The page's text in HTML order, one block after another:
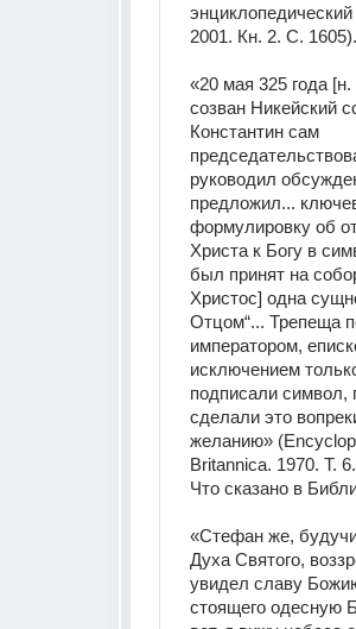
2001. Кн. 2. С. 1605).
«20 мая 325 года
созван Никейский
Константин сам
руководил
предложил...
формулировку об
Христа к Богу в
был принят на
Христос] одна
Отцом“... Трепеща
императором,
исключением
подписали символ,
сделали это
желанию»
Britannica. 1970. Т.
Что сказано в
«Стефан же,
Духа Святого,
увидел славу
стоящего одесную